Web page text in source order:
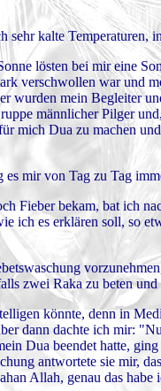
sehr kalte Temperaturen,
lösten bei mir eine
verschwollen war und
wurden mein Begleiter
männlicher Pilger
mich Dua zu machen
mir von Tag zu Tag
Fieber bekam, bat ich
ich es erklären soll, so
zwei Raka zu beten
könnte, denn in
dann dachte ich mir:
Dua beendet hatte,
antwortete sie mir,
Allah, genau das